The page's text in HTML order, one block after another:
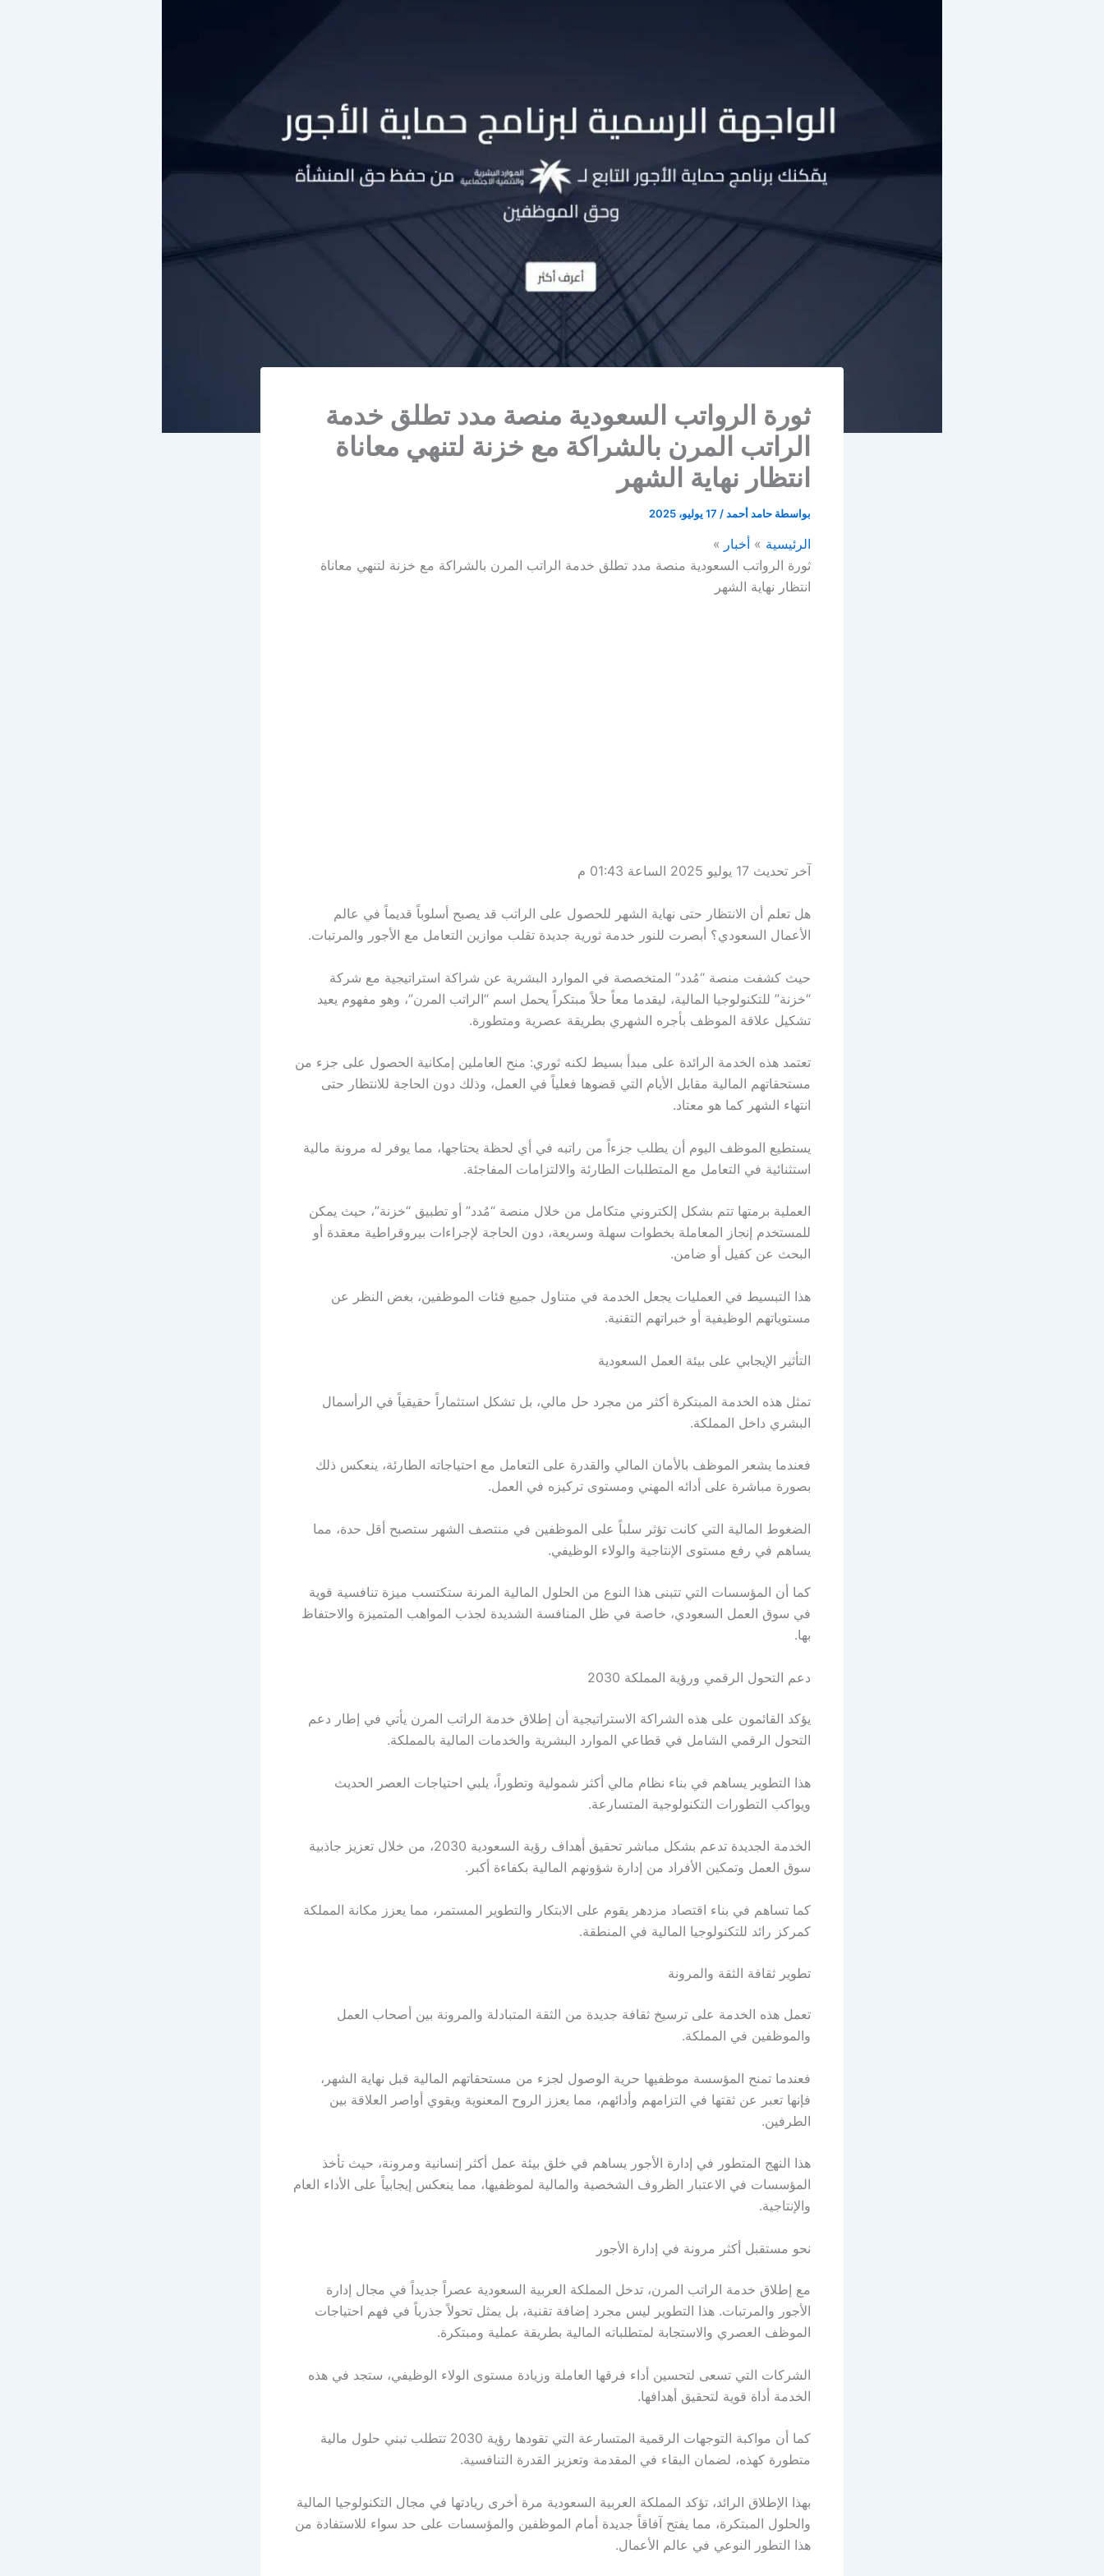
ثورة الرواتب السعودية منصة مدد تطلق خدمة
الراتب المرن بالشراكة مع خزنة لتنهي معاناة
انتظار نهاية الشهر
بواسطة حامد أحمد/ 17 يوليو، 2025
الرئيسية
أخبار
ثورة الرواتب السعودية منصة مدد تطلق خدمة الراتب المرن بالشراكة مع خزنة لتنهي معاناة
انتظار نهاية الشهر
آخر تحديث 17 يوليو 2025 الساعة 01:43 م
هل تعلم أن الانتظار حتى نهاية الشهر للحصول على الراتب قد يصبح أسلوباً قديماً في عالم
الأعمال السعودي؟ أبصرت للنور خدمة ثورية جديدة تقلب موازين التعامل مع الأجور والمرتبات.
حيث كشفت منصة “مُدد” المتخصصة في الموارد البشرية عن شراكة استراتيجية مع شركة
“خزنة” للتكنولوجيا المالية، ليقدما معاً حلاً مبتكراً يحمل اسم “الراتب المرن”، وهو مفهوم يعيد
تشكيل علاقة الموظف بأجره الشهري بطريقة عصرية ومتطورة.
تعتمد هذه الخدمة الرائدة على مبدأ بسيط لكنه ثوري: منح العاملين إمكانية الحصول على جزء من
مستحقاتهم المالية مقابل الأيام التي قضوها فعلياً في العمل، وذلك دون الحاجة للانتظار حتى
انتهاء الشهر كما هو معتاد.
يستطيع الموظف اليوم أن يطلب جزءاً من راتبه في أي لحظة يحتاجها، مما يوفر له مرونة مالية
استثنائية في التعامل مع المتطلبات الطارئة والالتزامات المفاجئة.
العملية برمتها تتم بشكل إلكتروني متكامل من خلال منصة “مُدد” أو تطبيق “خزنة”، حيث يمكن
للمستخدم إنجاز المعاملة بخطوات سهلة وسريعة، دون الحاجة لإجراءات بيروقراطية معقدة أو
البحث عن كفيل أو ضامن.
هذا التبسيط في العمليات يجعل الخدمة في متناول جميع فئات الموظفين، بغض النظر عن
مستوياتهم الوظيفية أو خبراتهم التقنية.
التأثير الإيجابي على بيئة العمل السعودية
تمثل هذه الخدمة المبتكرة أكثر من مجرد حل مالي، بل تشكل استثماراً حقيقياً في الرأسمال
البشري داخل المملكة.
فعندما يشعر الموظف بالأمان المالي والقدرة على التعامل مع احتياجاته الطارئة، ينعكس ذلك
بصورة مباشرة على أدائه المهني ومستوى تركيزه في العمل.
الضغوط المالية التي كانت تؤثر سلباً على الموظفين في منتصف الشهر ستصبح أقل حدة، مما
يساهم في رفع مستوى الإنتاجية والولاء الوظيفي.
كما أن المؤسسات التي تتبنى هذا النوع من الحلول المالية المرنة ستكتسب ميزة تنافسية قوية
في سوق العمل السعودي، خاصة في ظل المنافسة الشديدة لجذب المواهب المتميزة والاحتفاظ
بها.
دعم التحول الرقمي ورؤية المملكة 2030
يؤكد القائمون على هذه الشراكة الاستراتيجية أن إطلاق خدمة الراتب المرن يأتي في إطار دعم
التحول الرقمي الشامل في قطاعي الموارد البشرية والخدمات المالية بالمملكة.
هذا التطوير يساهم في بناء نظام مالي أكثر شمولية وتطوراً، يلبي احتياجات العصر الحديث
ويواكب التطورات التكنولوجية المتسارعة.
الخدمة الجديدة تدعم بشكل مباشر تحقيق أهداف رؤية السعودية 2030، من خلال تعزيز جاذبية
سوق العمل وتمكين الأفراد من إدارة شؤونهم المالية بكفاءة أكبر.
كما تساهم في بناء اقتصاد مزدهر يقوم على الابتكار والتطوير المستمر، مما يعزز مكانة المملكة
كمركز رائد للتكنولوجيا المالية في المنطقة.
تطوير ثقافة الثقة والمرونة
تعمل هذه الخدمة على ترسيخ ثقافة جديدة من الثقة المتبادلة والمرونة بين أصحاب العمل
والموظفين في المملكة.
فعندما تمنح المؤسسة موظفيها حرية الوصول لجزء من مستحقاتهم المالية قبل نهاية الشهر،
فإنها تعبر عن ثقتها في التزامهم وأدائهم، مما يعزز الروح المعنوية ويقوي أواصر العلاقة بين
الطرفين.
هذا النهج المتطور في إدارة الأجور يساهم في خلق بيئة عمل أكثر إنسانية ومرونة، حيث تأخذ
المؤسسات في الاعتبار الظروف الشخصية والمالية لموظفيها، مما ينعكس إيجابياً على الأداء العام
والإنتاجية.
نحو مستقبل أكثر مرونة في إدارة الأجور
مع إطلاق خدمة الراتب المرن، تدخل المملكة العربية السعودية عصراً جديداً في مجال إدارة
الأجور والمرتبات. هذا التطوير ليس مجرد إضافة تقنية، بل يمثل تحولاً جذرياً في فهم احتياجات
الموظف العصري والاستجابة لمتطلباته المالية بطريقة عملية ومبتكرة.
الشركات التي تسعى لتحسين أداء فرقها العاملة وزيادة مستوى الولاء الوظيفي، ستجد في هذه
الخدمة أداة قوية لتحقيق أهدافها.
كما أن مواكبة التوجهات الرقمية المتسارعة التي تقودها رؤية 2030 تتطلب تبني حلول مالية
متطورة كهذه، لضمان البقاء في المقدمة وتعزيز القدرة التنافسية.
بهذا الإطلاق الرائد، تؤكد المملكة العربية السعودية مرة أخرى ريادتها في مجال التكنولوجيا المالية
والحلول المبتكرة، مما يفتح آفاقاً جديدة أمام الموظفين والمؤسسات على حد سواء للاستفادة من
هذا التطور النوعي في عالم الأعمال.